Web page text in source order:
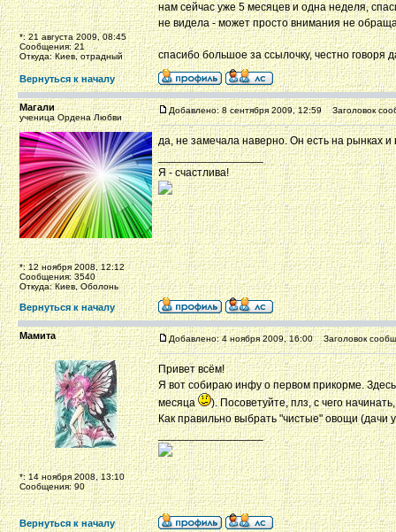
*: 21 августа 2009, 08:45
Сообщения: 21
Откуда: Киев, отрадный
нам сейчас уже 5 месяцев и одна неделя,
не видела - может просто внимания не
спасибо большое за ссылочку, честно говоря
Вернуться к началу
Магали
ученица Ордена Любви
*: 12 ноября 2008, 12:12
Сообщения: 3540
Откуда: Киев, Оболонь
Добавлено: 8 сентября 2009, 12:59 Заголовок
да, не замечала наверно. Он есть на рынках
_________________
Я - счастлива!
Вернуться к началу
Мамита
*: 14 ноября 2008, 13:10
Сообщения: 90
Добавлено: 4 ноября 2009, 16:00 Заголовок
Привет всём!
Я вот собираю инфу о первом прикорме.
месяца
). Посоветуйте, плз, с чего
Как правильно выбрать "чистые" овощи (дачи
_________________
Вернуться к началу